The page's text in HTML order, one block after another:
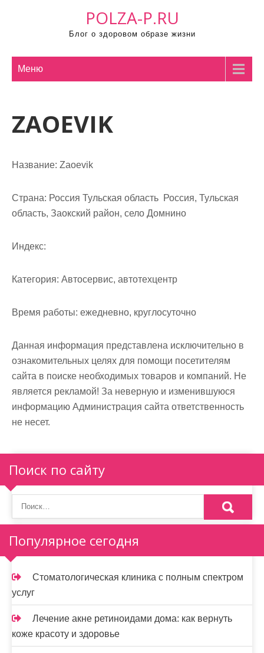
POLZA-P.RU
Блог о здоровом образе жизни
Меню
ZAOEVIK
Название: Zaoevik
Страна: Россия Тульская область Россия, Тульская
область, Заокский район, село Домнино
Индекс:
Категория: Автосервис, автотехцентр
Время работы: ежедневно, круглосуточно
Данная информация представлена исключительно в
ознакомительных целях для помощи посетителям
сайта в поиске необходимых товаров и компаний. Не
является рекламой! За неверную и изменившуюся
информацию Администрация сайта ответственность
не несет.
Поиск по сайту
Популярное сегодня
Стоматологическая клиника с полным спектром
услуг
Лечение акне ретиноидами дома: как вернуть
коже красоту и здоровье